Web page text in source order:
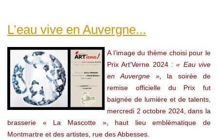
L’eau vive en Auvergne...
A l’image du thème choisi pour le
Prix Art’Verne 2024 :« Eau vive
en Auvergne »,
la soirée de
remise officielle du Prix fut
baignée de lumière et de talents,
mercredi 2 octobre 2024, dans la
brasserie « La Mascotte », haut lieu emblématique de
Montmartre et des artistes, rue des Abbesses.